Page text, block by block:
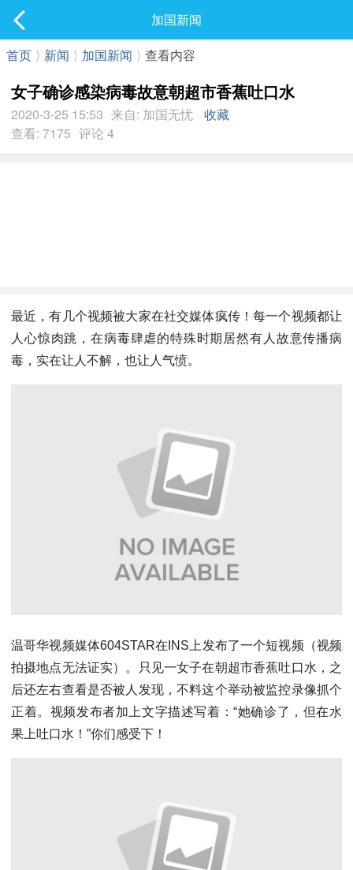
最新发表
加国新闻
首页 ⟩ 新闻 ⟩ 加国新闻 ⟩ 查看内容
女子确诊感染病毒故意朝超市香蕉吐口水
2020-3-25 15:53 来自: 加国无忧
收藏
查看: 7175 评论 4
最近，有几个视频被大家在社交媒体疯传！每一个视频都让
人心惊肉跳，在病毒肆虐的特殊时期居然有人故意传播病
毒，实在让人不解，也让人气愤。
温哥华视频媒体604STAR在INS上发布了一个短视频（视频
拍摄地点无法证实）。只见一女子在朝超市香蕉吐口水，之
后还左右查看是否被人发现，不料这个举动被监控录像抓个
正着。视频发布者加上文字描述写着：“她确诊了，但在水
果上吐口水！”你们感受下！